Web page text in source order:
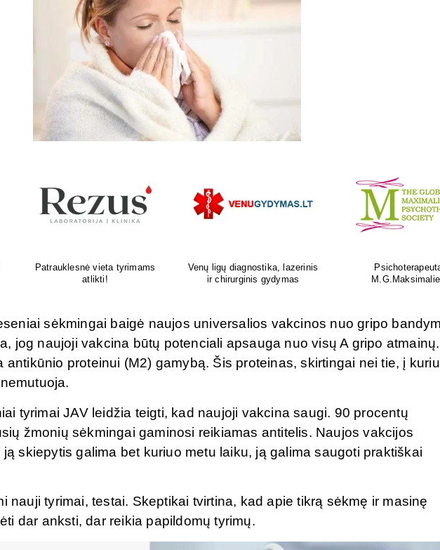
Psichoterapeutas
M.G.Maksimalietis
Ortopedijos priemonių gamyba ir
individualus pritaikymas
Atliksime tikslų, bet
tyrimą visoje
sėkmingai baigė naujos universalios vakcinos nuo gripo
jog naujoji vakcina būtų potenciali apsauga nuo visų A gripo atmainų.
antikūnio proteinui (M2) gamybą. Šis proteinas, skirtingai nei tie, į
tyrimai JAV leidžia teigti, kad naujoji vakcina saugi. 90 procentų
žmonių sėkmingai gaminosi reikiamas antitelis. Naujos vakcijos
skiepytis galima bet kuriuo metu laiku, ją galima saugoti praktiškai
nauji tyrimai, testai. Skeptikai tvirtina, kad apie tikrą sėkmę ir masinę
dar anksti, dar reikia papildomų tyrimų.